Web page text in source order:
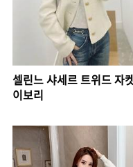
셀린느 샤세르 트위드 자
이보리